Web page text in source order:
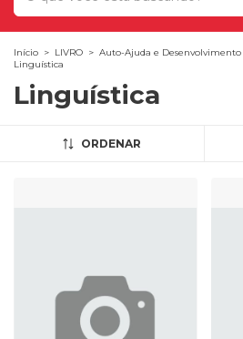
Início > LIVRO > Auto-Ajuda e
Linguística
Linguística
ORDENAR